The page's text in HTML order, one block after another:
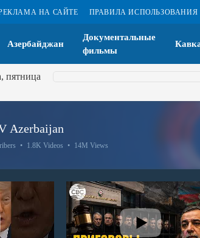
НА САЙТЕ ПРАВИЛА ИСПОЛЬЗОВАНИЯ
Азербайджан
Документальные
фильмы
пятница
Azerbaijan
• 1.8K Videos • 14M Views